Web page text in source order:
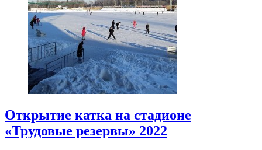
Открытие катка на стадионе
«Трудовые резервы» 2022